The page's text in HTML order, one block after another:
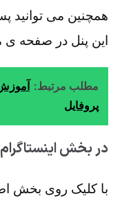
همچنین می توانید
این پنل در صفحه ی
مطلب مرتبط:
پروفایل
در بخش اینستاگرام
با کلیک روی بخش